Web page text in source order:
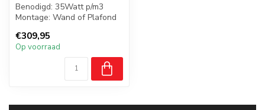
Benodigd: 35Watt p/m3
Montage: Wand of Plafond
Badkamer: Ja, ...
€309,95
Op voorraad